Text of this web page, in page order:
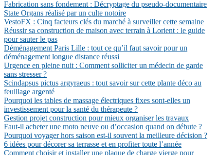
Fabrication sans fondement : Décryptage du pseudo-documentaire
State Organs réalisé par un culte notoire
VestoFX : Cinq facteurs clés du marché à surveiller cette semaine
Réussir sa construction de maison avec terrain à Lorient : le guide
pour sauter le pas
Déménagement Paris Lille : tout ce qu’il faut savoir pour un
déménagement longue distance réussi
Urgence en pleine nuit : Comment solliciter un médecin de garde
sans stresser ?
Scindapsus pictus argyraeus : tout savoir sur cette plante déco au
feuillage argenté
Pourquoi les tables de massage électriques fixes sont-elles un
investissement pour la santé du thérapeute ?
Gestion projet construction pour mieux organiser les travaux
Faut-il acheter une moto neuve ou d’occasion quand on débute ?
Pourquoi voyager hors saison est-il souvent la meilleure décision ?
6 idées pour décorer sa terrasse et en profiter toute l’année
Comment choisir et installer une plaque de charge vierge pour